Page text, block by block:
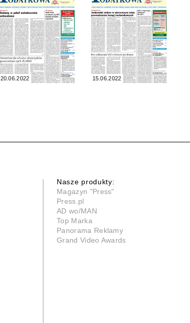
20.06.2022 15.06.2022
Nasze produkty:
Magazyn "Press"
Press.pl
AD wo/MAN
Top Marka
Panorama Reklamy
Grand Video Awards